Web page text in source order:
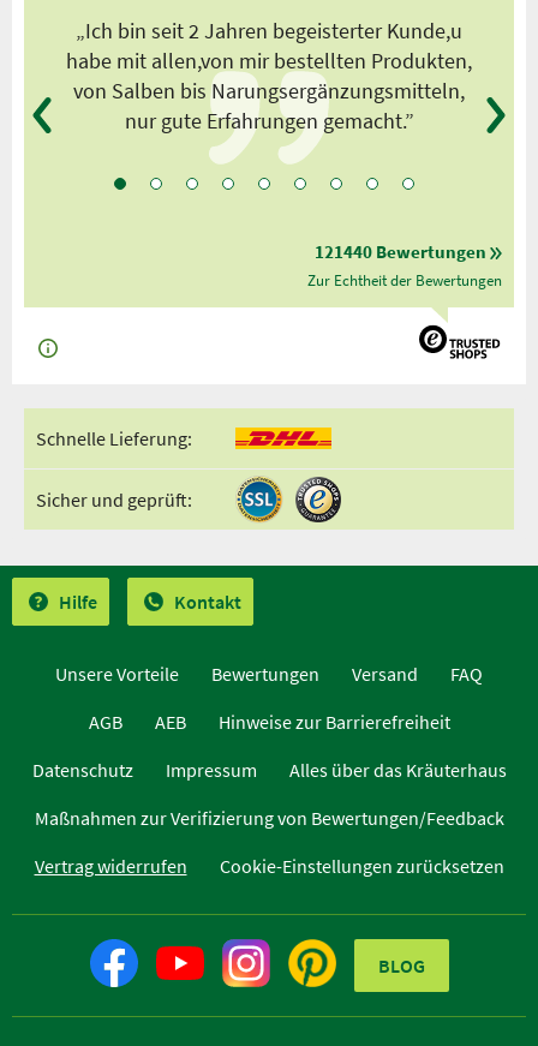
„Ich bin seit 2 Jahren begeisterter Kunde,u
habe mit allen,von mir bestellten Produkten,
von Salben bis Narungsergänzungsmitteln,
nur gute Erfahrungen gemacht.”
121440 Bewertungen
Zur Echtheit der Bewertungen
Schnelle Lieferung:
Sicher und geprüft:
Hilfe Kontakt
Unsere Vorteile Bewertungen Versand
FAQ
AGB
AEB
Hinweise zur Barrierefreiheit
Datenschutz
Impressum
Alles über das Kräuterhaus
Maßnahmen zur Verifizierung von Bewertungen/Feedback
Vertrag widerrufen
Cookie-Einstellungen zurücksetzen
BLOG